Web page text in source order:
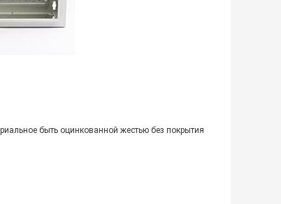
быть оцинкованной жестью без покрытия